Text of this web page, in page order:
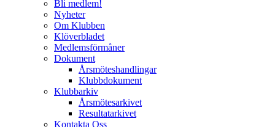
Bli medlem!
Nyheter
Om Klubben
Klöverbladet
Medlemsförmåner
Dokument
Årsmöteshandlingar
Klubbdokument
Klubbarkiv
Årsmötesarkivet
Resultatarkivet
Kontakta Oss